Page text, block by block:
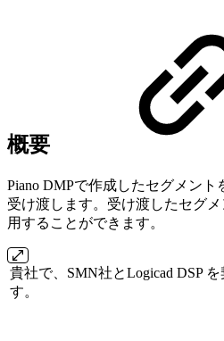
概要
Piano DMPで作成したセグメント
受け渡します。受け渡したセグメ
用することができます。
貴社で、SMN社とLogicad DSP
す。